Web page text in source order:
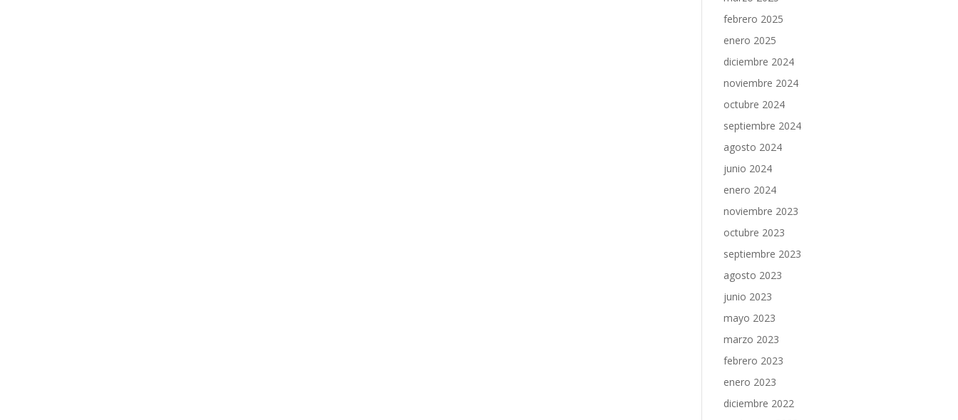
febrero 2025
enero 2025
diciembre 2024
noviembre 2024
octubre 2024
septiembre 2024
agosto 2024
junio 2024
enero 2024
noviembre 2023
octubre 2023
septiembre 2023
agosto 2023
junio 2023
mayo 2023
marzo 2023
febrero 2023
enero 2023
diciembre 2022